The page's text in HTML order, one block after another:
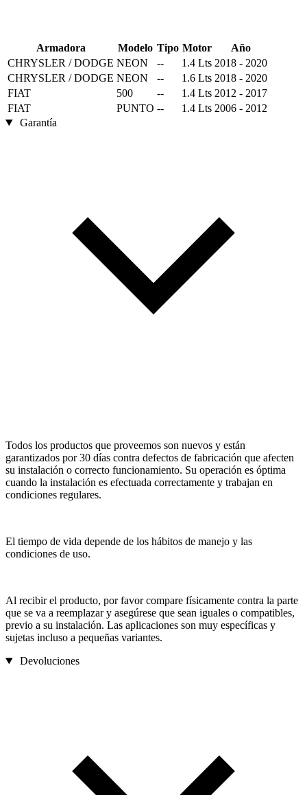
Armadora Modelo Tipo Motor
Año
CHRYSLER / DODGE NEON -- 1.4 Lts 2018 - 2020
CHRYSLER / DODGE NEON -- 1.6 Lts 2018 - 2020
FIAT
500 -- 1.4 Lts 2012 - 2017
FIAT
PUNTO -- 1.4 Lts 2006 - 2012
Garantía
Todos los productos que proveemos son nuevos y están
garantizados por 30 días contra defectos de fabricación que afecten
su instalación o correcto funcionamiento. Su operación es óptima
cuando la instalación es efectuada correctamente y trabajan en
condiciones regulares.
El tiempo de vida depende de los hábitos de manejo y las
condiciones de uso.
Al recibir el producto, por favor compare físicamente contra la parte
que se va a reemplazar y asegúrese que sean iguales o compatibles,
previo a su instalación. Las aplicaciones son muy específicas y
sujetas incluso a pequeñas variantes.
Devoluciones